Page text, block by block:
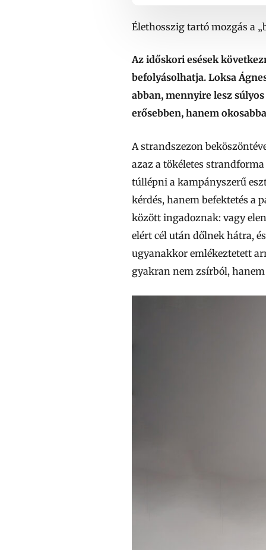
Élethosszig tartó mozgás a
Az időskori esések
befolyásolhatja. Loksa
abban, mennyire lesz
erősebben, hanem
A strandszezon
azaz a tökéletes
túllépni a kampányszerű
kérdés, hanem befektetés a
között ingadoznak: vagy
elért cél után dőlnek hátra,
ugyanakkor emlékeztetett
gyakran nem zsírból,